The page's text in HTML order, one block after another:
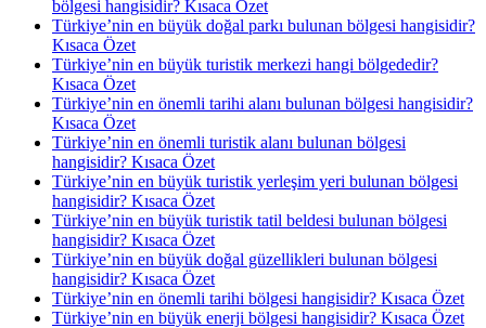
bölgesi hangisidir? Kısaca Özet
Türkiye’nin en büyük doğal parkı bulunan bölgesi hangisidir?
Kısaca Özet
Türkiye’nin en büyük turistik merkezi hangi bölgededir?
Kısaca Özet
Türkiye’nin en önemli tarihi alanı bulunan bölgesi hangisidir?
Kısaca Özet
Türkiye’nin en önemli turistik alanı bulunan bölgesi
hangisidir? Kısaca Özet
Türkiye’nin en büyük turistik yerleşim yeri bulunan bölgesi
hangisidir? Kısaca Özet
Türkiye’nin en büyük turistik tatil beldesi bulunan bölgesi
hangisidir? Kısaca Özet
Türkiye’nin en büyük doğal güzellikleri bulunan bölgesi
hangisidir? Kısaca Özet
Türkiye’nin en önemli tarihi bölgesi hangisidir? Kısaca Özet
Türkiye’nin en büyük enerji bölgesi hangisidir? Kısaca Özet